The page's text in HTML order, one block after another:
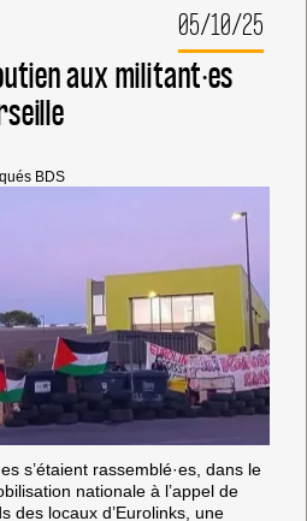
IMPORTANTS
DÉSINVESTISSEMENTS
EN
EUROPE
05/10/25
aux militant·es
BDS
s’étaient rassemblé·es, dans le
nationale à l’appel de
des locaux d’Eurolinks, une